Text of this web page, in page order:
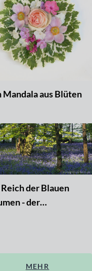
Mandala aus Blüten
der Blauen
- der
MEHR